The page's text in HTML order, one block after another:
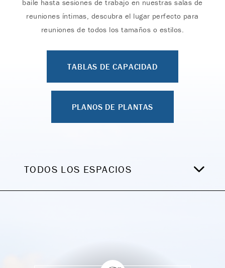
baile hasta sesiones de trabajo en nuestras salas de
reuniones íntimas, descubra el lugar perfecto para
reuniones de todos los tamaños o estilos.
TABLAS DE CAPACIDAD
PLANOS DE PLANTAS
TODOS LOS ESPACIOS